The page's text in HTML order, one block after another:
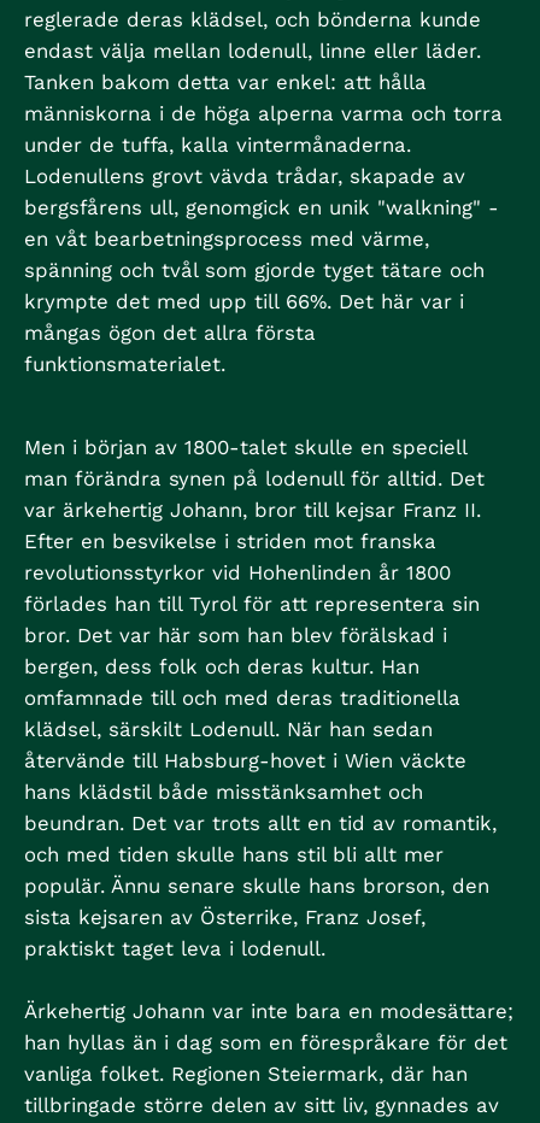
reglerade deras klädsel, och bönderna kunde
endast välja mellan lodenull, linne eller läder.
Tanken bakom detta var enkel: att hålla
människorna i de höga alperna varma och torra
under de tuffa, kalla vintermånaderna.
Lodenullens grovt vävda trådar, skapade av
bergsfårens ull, genomgick en unik "walkning" -
en våt bearbetningsprocess med värme,
spänning och tvål som gjorde tyget tätare och
krympte det med upp till 66%. Det här var i
mångas ögon det allra första
funktionsmaterialet.
Men i början av 1800-talet skulle en speciell
man förändra synen på lodenull för alltid. Det
var ärkehertig Johann, bror till kejsar Franz II.
Efter en besvikelse i striden mot franska
revolutionsstyrkor vid Hohenlinden år 1800
förlades han till Tyrol för att representera sin
bror. Det var här som han blev förälskad i
bergen, dess folk och deras kultur. Han
omfamnade till och med deras traditionella
klädsel, särskilt Lodenull. När han sedan
återvände till Habsburg-hovet i Wien väckte
hans klädstil både misstänksamhet och
beundran. Det var trots allt en tid av romantik,
och med tiden skulle hans stil bli allt mer
populär. Ännu senare skulle hans brorson, den
sista kejsaren av Österrike, Franz Josef,
praktiskt taget leva i lodenull.
Ärkehertig Johann var inte bara en modesättare;
han hyllas än i dag som en förespråkare för det
vanliga folket. Regionen Steiermark, där han
tillbringade större delen av sitt liv, gynnades av